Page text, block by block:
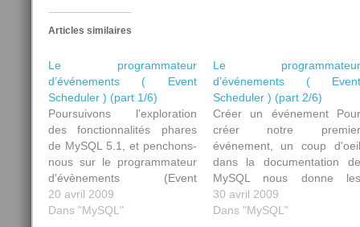
Articles similaires
Le programmateur
d’événements ( Event
Scheduler ) (part 1/6)
Poursuivons l'exploration
des fonctionnalités phares
de MySQL 5.1, et penchons-
nous sur le programmateur
d'évènements (Event
Scheduler) présent depuis
MySQL 5.1.6 . Cet article est
20 avril 2009
Dans "MySQL"
Le
d’événements (
Scheduler ) (part 2/6)
Créer un événement
créer notre
événement, un coup
dans la documentation
MySQL nous donne
informations suivantes:
30 avril 2009
Dans "MySQL"